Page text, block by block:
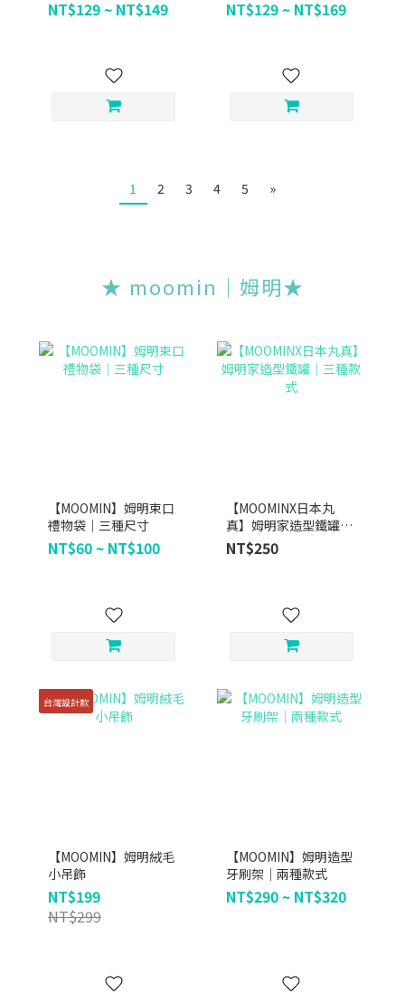
NT$129 ~ NT$149 NT$129 ~ NT$169
1 2 3 4 5 »
★ moomin｜姆明★
【MOOMIN】姆明束口
禮物袋｜三種尺寸
NT$60 ~ NT$100
【MOOMINX日本丸
真】姆明家造型鐵罐｜
三種款式
NT$250
台灣設計款
【MOOMIN】姆明絨毛
小吊飾
NT$199
NT$299
【MOOMIN】姆明造型
牙刷架｜兩種款式
NT$290 ~ NT$320